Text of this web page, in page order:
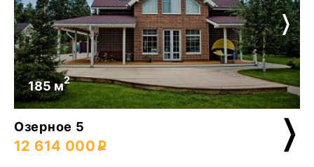
185 м2
Озерное 5
12 614 000